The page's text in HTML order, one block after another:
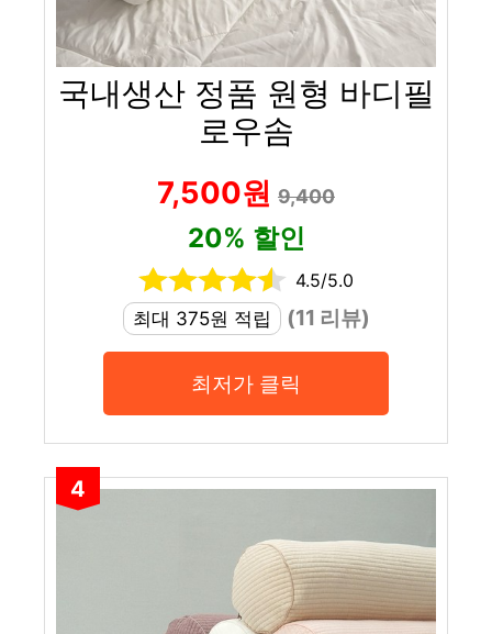
국내생산 정품 원형 바디필
로우솜
7,500원 9,400
20% 할인
4.5/5.0
최대 375원 적립
(11 리뷰)
최저가 클릭
4